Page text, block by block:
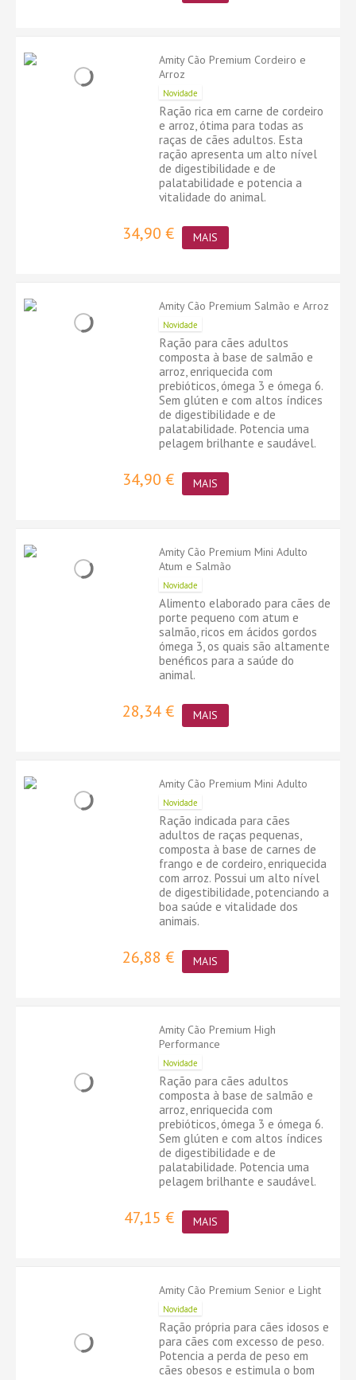
Amity Cão Premium Cordeiro e
Arroz
Novidade
Ração rica em carne de cordeiro
e arroz, ótima para todas as
raças de cães adultos. Esta
ração apresenta um alto nível
de digestibilidade e de
palatabilidade e potencia a
vitalidade do animal.
34,90 € MAIS
Amity Cão Premium Salmão e Arroz
Novidade
Ração para cães adultos
composta à base de salmão e
arroz, enriquecida com
prebióticos, ómega 3 e ómega 6.
Sem glúten e com altos índices
de digestibilidade e de
palatabilidade. Potencia uma
pelagem brilhante e saudável.
34,90 € MAIS
Amity Cão Premium Mini Adulto
Atum e Salmão
Novidade
Alimento elaborado para cães de
porte pequeno com atum e
salmão, ricos em ácidos gordos
ómega 3, os quais são altamente
benéficos para a saúde do
animal.
28,34 € MAIS
Amity Cão Premium Mini Adulto
Novidade
Ração indicada para cães
adultos de raças pequenas,
composta à base de carnes de
frango e de cordeiro, enriquecida
com arroz. Possui um alto nível
de digestibilidade, potenciando a
boa saúde e vitalidade dos
animais.
26,88 € MAIS
Amity Cão Premium High
Performance
Novidade
Ração para cães adultos
composta à base de salmão e
arroz, enriquecida com
prebióticos, ómega 3 e ómega 6.
Sem glúten e com altos índices
de digestibilidade e de
palatabilidade. Potencia uma
pelagem brilhante e saudável.
47,15 € MAIS
Amity Cão Premium Senior e Light
Novidade
Ração própria para cães idosos e
para cães com excesso de peso.
Potencia a perda de peso em
cães obesos e estimula o bom